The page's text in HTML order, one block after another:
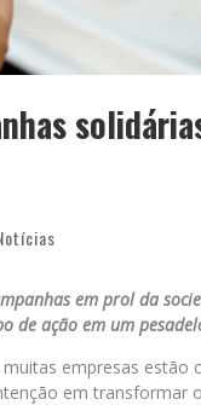
em prol da
de ação em um
empresas
em transformar